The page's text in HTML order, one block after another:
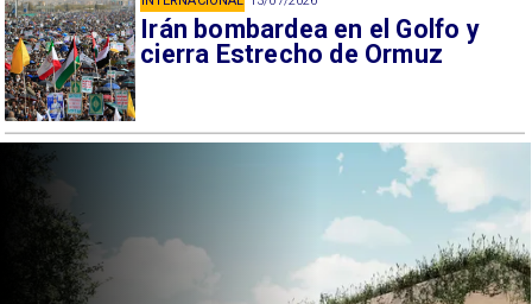
Irán bombardea en el Golfo y
cierra Estrecho de Ormuz